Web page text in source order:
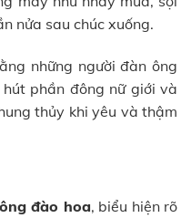
nửa sau chúc xuống.
những người đàn ông
phần đông nữ giới và
thủy khi yêu và thậm
đào hoa, biểu hiện rõ